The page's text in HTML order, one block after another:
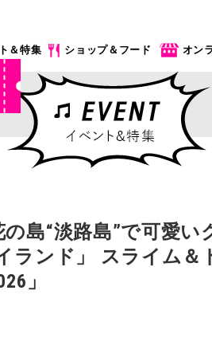
＆特集 ショップ＆フード オン
島“淡路島”で可愛
ランド」 スライム＆
」